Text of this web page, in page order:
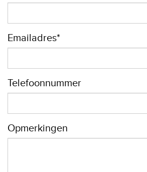
Emailadres*
Telefoonnummer
Opmerkingen